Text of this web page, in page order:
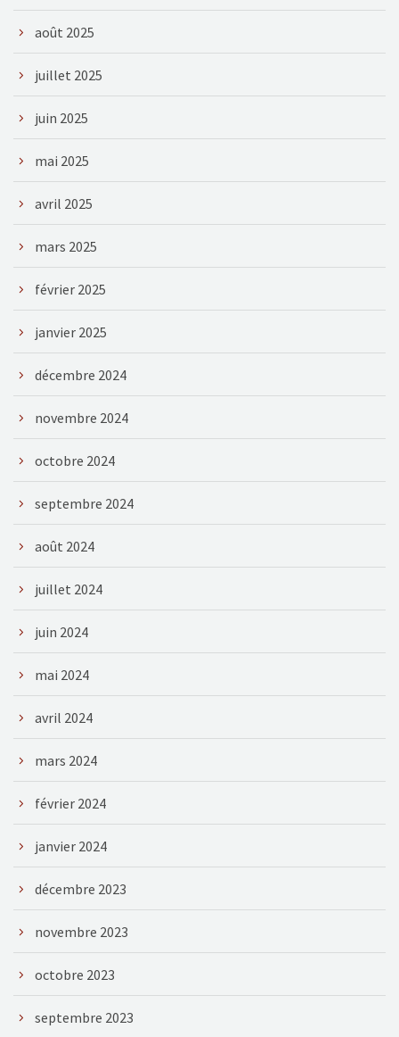
août 2025
juillet 2025
juin 2025
mai 2025
avril 2025
mars 2025
février 2025
janvier 2025
décembre 2024
novembre 2024
octobre 2024
septembre 2024
août 2024
juillet 2024
juin 2024
mai 2024
avril 2024
mars 2024
février 2024
janvier 2024
décembre 2023
novembre 2023
octobre 2023
septembre 2023